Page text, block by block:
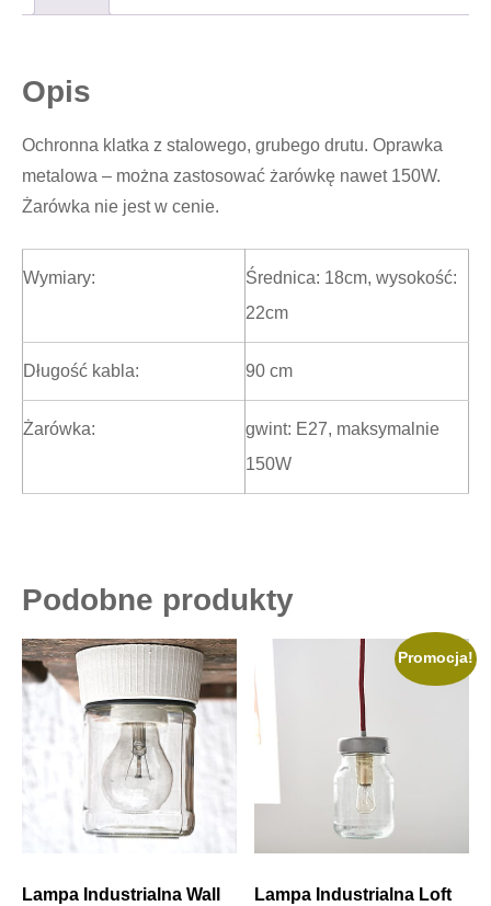
Opis
Ochronna klatka z stalowego, grubego drutu. Oprawka
metalowa – można zastosować żarówkę nawet 150W.
Żarówka nie jest w cenie.
Wymiary:
Średnica: 18cm, wysokość:
22cm
Długość kabla: 90 cm
Żarówka:
gwint: E27, maksymalnie
150W
Podobne produkty
Lampa Industrialna Wall
Promocja!
Lampa Industrialna Loft